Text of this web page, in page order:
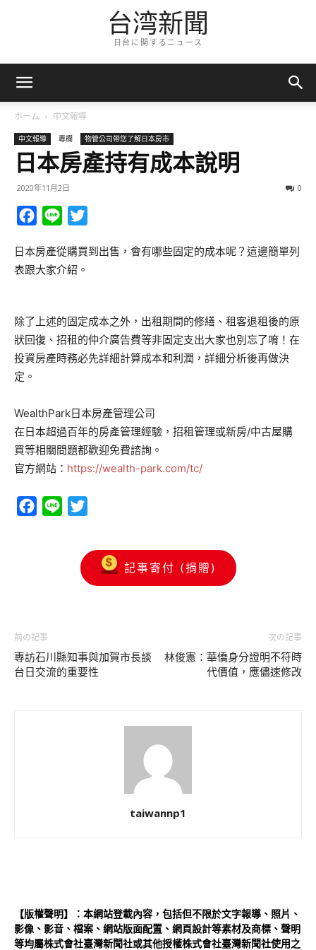
台湾新聞
日台に関するニュース
ホーム 中文報導
中文報導 專欄 物管公司帶您了解日本房市
日本房產持有成本說明
2020年11月2日 0
Facebook
Line
日本房產從購買到出售，會有哪些固定的成本呢？這邊簡單列
表跟大家介紹。
除了上述的固定成本之外，出租期間的修繕、租客退租後的原
狀回復、招租的仲介廣告費等非固定支出大家也別忘了唷！在
投資房產時務必先詳細計算成本和利潤，詳細分析後再做決
定。
WealthPark日本房產管理公司
在日本超過百年的房產管理經驗，招租管理或新房/中古屋購
買等相關問題都歡迎免費諮詢。
官方網站： https://wealth-park.com/tc/
Facebook
Line
記事寄付 (捐贈)
前の記事
專訪石川縣知事與加賀市長談
台日交流的重要性
次の記事
林俊憲：華僑身分證明不符時
代價值，應儘速修改
taiwannp1
【版權聲明】：本網站登載內容，包括但不限於文字報導、照片、
影像、影音、檔案、網站版面配置、網頁設計等素材及商標、聲明
等均屬株式會社臺灣新聞社或其他授權株式會社臺灣新聞社使用之